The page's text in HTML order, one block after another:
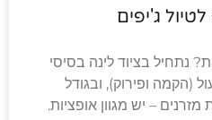
ג'יפים
נתחיל בציוד לינה בסיסי
(הקמה ופירוק), ובגודל
– יש מגוון אופציות.